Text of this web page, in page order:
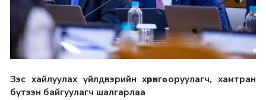
Зэс хайлуулах үйлдвэрийн хөрөнгө оруулагч, хамтран
бүтээн байгуулагч шалгарлаа